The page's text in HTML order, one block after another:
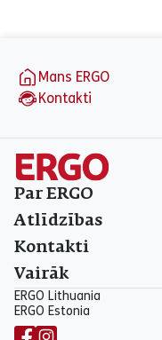
Mans ERGO
Kontakti
Par ERGO
Atlīdzības
Kontakti
Vairāk
ERGO Lithuania
ERGO Estonia